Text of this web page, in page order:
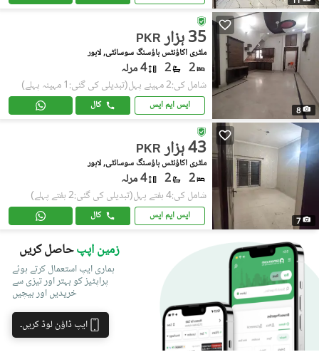
8
PKR 35 ہزار
ملٹری اکاؤنٹس ہاؤسنگ سوسائٹی, لاہور
2
2 4 مرلہ
شامل کی:2 مہینے پہل (تبدیلی کی گئی:1 مہینہ پہلے)
ایس ایم ایس کال
7
PKR 43 ہزار
ملٹری اکاؤنٹس ہاؤسنگ سوسائٹی, لاہور
2
2 4 مرلہ
شامل کی:4 ہفتے پہل (تبدیلی کی گئی:2 ہفتے پہلے)
ایس ایم ایس کال
زمین اپپحاصل کریں
ہماری ایپ استعمال کرتے ہوئے
پراپٹیز کو بہتر اور تیزی سے
خریدیں اور بیچیں
ایپ ڈاؤن لوڈ کریں۔